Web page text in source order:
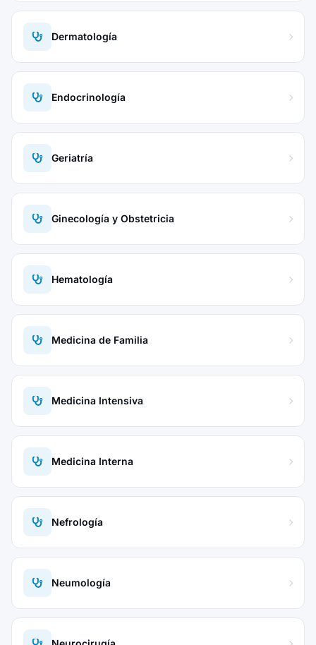
Dermatología
Endocrinología
Geriatría
Ginecología y Obstetricia
Hematología
Medicina de Familia
Medicina Intensiva
Medicina Interna
Nefrología
Neumología